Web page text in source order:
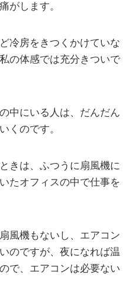
がします。
冷房をきつくかけていな
の体感では充分きついで
中にいる人は、だんだん
くのです。
きは、ふつうに扇風機に
たオフィスの中で仕事を
風機もないし、エアコン
のですが、夜になれば温
で、エアコンは必要ない